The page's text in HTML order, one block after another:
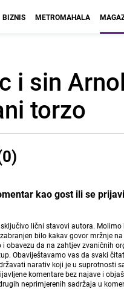
BIZNIS METROMAHALA
i sin
torzo
kao gost ili se
lični stavovi autora.
bilo kakav govor mržnje
i obavezu da na zahtjev zvaničnih
Obaviještavamo vas da svaki
narativ koji je u suprotnosti
komentare bez najave i
neprimjerenih sadržaja u